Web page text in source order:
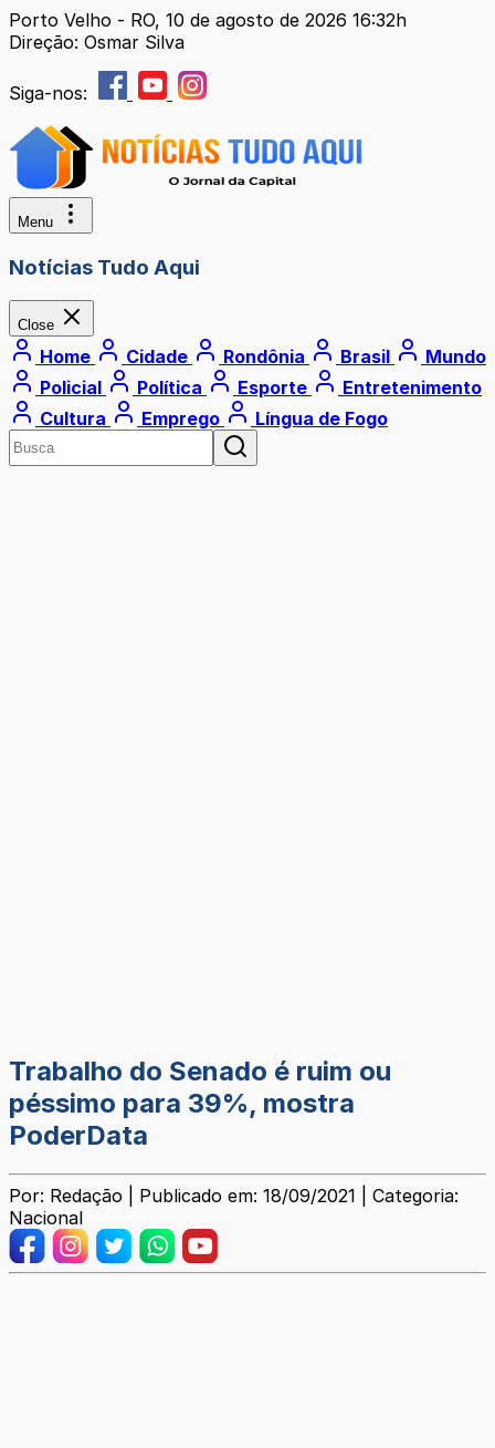
Porto Velho - RO, 10 de agosto de 2026 16:32h
Direção: Osmar Silva
Siga-nos:
Menu
Notícias Tudo Aqui
Close
Home Cidade Rondônia Brasil
Mundo
Policial
Política Esporte
Entretenimento
Cultura
Emprego Língua de Fogo
Trabalho do Senado é ruim ou
péssimo para 39%, mostra
PoderData
Por: Redação | Publicado em: 18/09/2021 | Categoria:
Nacional